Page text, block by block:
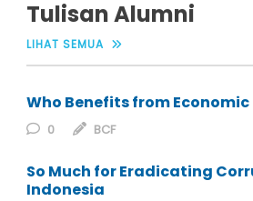
Tulisan Alumni
LIHAT SEMUA
Who Benefits from
0 BCF
So Much for Eradicating
Indonesia